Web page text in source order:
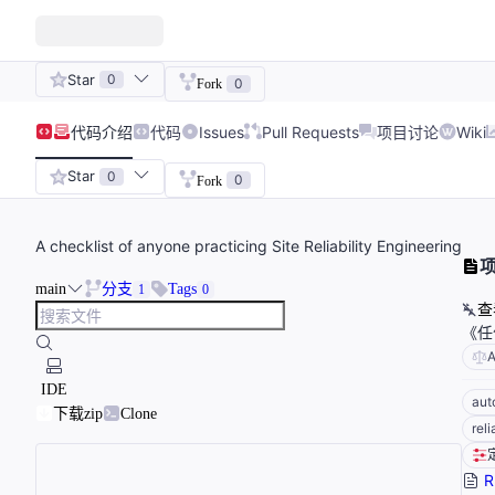
Star 0 Fork 0
代码介绍 代码 Issues Pull Requests 项目讨论 Wiki
Star 0 Fork 0
A checklist of anyone practicing Site Reliability Engineering
main 分支 1 Tags 0
IDE
下载zip
Clone
《